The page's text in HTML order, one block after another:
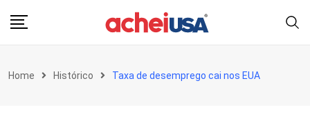
Home Histórico Taxa de desemprego cai nos EUA